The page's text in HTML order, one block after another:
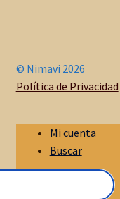
© Nimavi 2026
Política de Privacidad
Mi cuenta
Buscar